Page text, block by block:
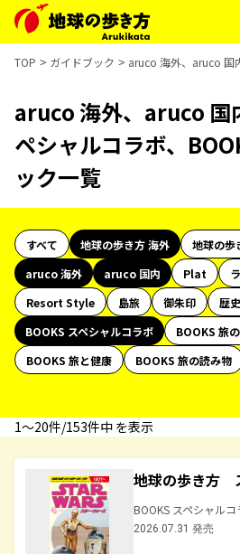
TOP ガイドブック aruco 海外、aruco 国
aruco 海外、aruco 国
ペシャルコラボ、
ック一覧
すべて 地球の歩き方 海外
地球の歩
aruco 海外
aruco 国内 Plat
Resort Style
島旅 御朱印 歴
BOOKS スペシャルコラボ
BOOKS 旅
BOOKS 旅と健康
BOOKS 旅の読み物
1〜20件/153件中 を表示
地球の歩き方
BOOKS スペシャルコ
2026.07.31 発売